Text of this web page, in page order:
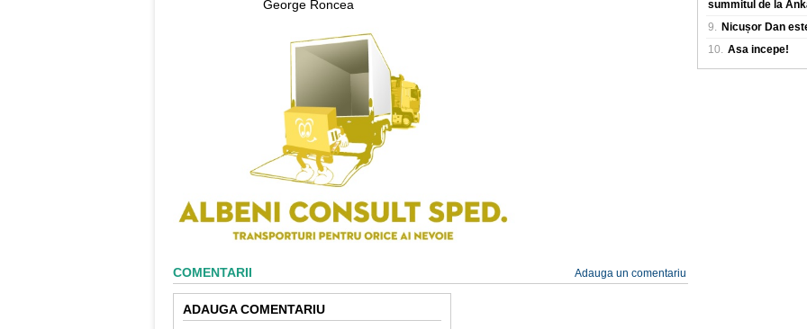
George Roncea
COMENTARII Adauga un comentariu
ADAUGA COMENTARIU
summitul de la
9. Nicușor Dan
10. Asa incepe!